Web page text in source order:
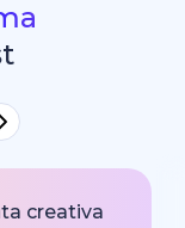
creativa